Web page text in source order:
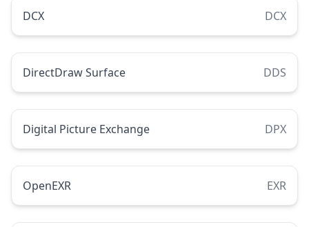
DCX DCX
DirectDraw Surface DDS
Digital Picture Exchange DPX
OpenEXR EXR